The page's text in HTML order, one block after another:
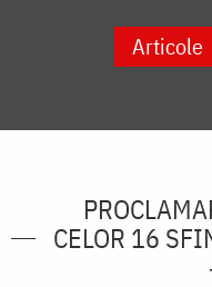
Articole
CELOR 16